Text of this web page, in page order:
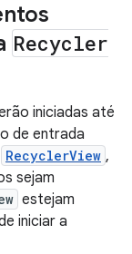
Recycler
iniciadas até
de entrada
RecyclerView ,
sejam
estejam
iniciar a